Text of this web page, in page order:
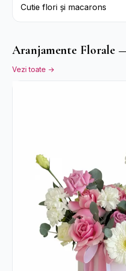
Cutie flori și macarons
Aranjamente Florale
Vezi toate →